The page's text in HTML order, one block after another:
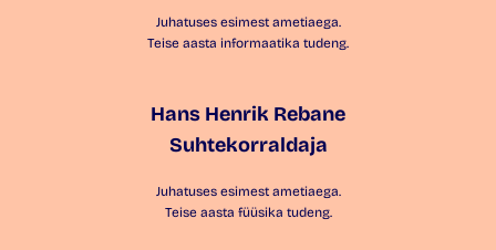
Juhatuses esimest ametiaega.
Teise aasta informaatika tudeng.
Hans Henrik Rebane
Suhtekorraldaja
Juhatuses esimest ametiaega.
Teise aasta füüsika tudeng.